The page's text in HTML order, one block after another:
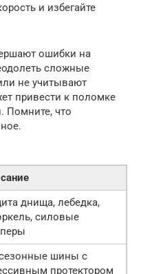
и избегайте
ошибки на
сложные
не учитывают
привести к поломке
Помните, что
днища, лебедка,
силовые
шины с
протектором